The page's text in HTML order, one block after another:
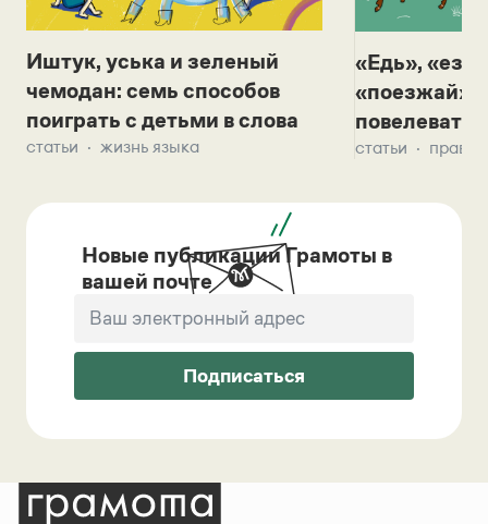
Иштук, уська и зеленый
чемодан: семь способов
поиграть с детьми в слова
статьи жизнь языка
«Едь»,
«поезжай»?
повелевать
статьи
Новые публикации Грамоты в
вашей почте
Подписаться